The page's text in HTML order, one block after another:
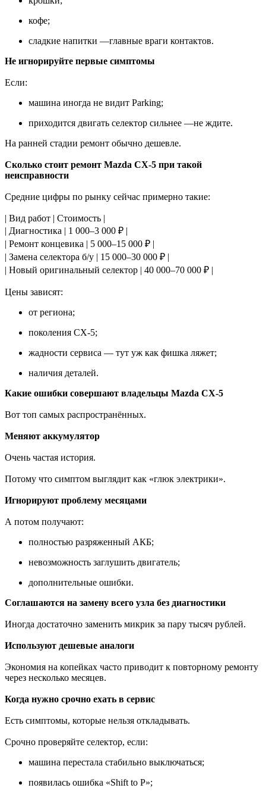
кофе;
сладкие напитки —главные враги контактов.
Не игнорируйте первые симптомы
Если:
машина иногда не видит Parking;
приходится двигать селектор сильнее —не ждите.
На ранней стадии ремонт обычно дешевле.
Сколько стоит ремонт Mazda CX-5 при такой
неисправности
Средние цифры по рынку сейчас примерно такие:
| Вид работ | Стоимость |
| Диагностика | 1 000–3 000 ₽ |
| Ремонт концевика | 5 000–15 000 ₽ |
| Замена селектора б/у | 15 000–30 000 ₽ |
| Новый оригинальный селектор | 40 000–70 000 ₽ |
Цены зависят:
от региона;
поколения CX-5;
жадности сервиса — тут уж как фишка ляжет;
наличия деталей.
Какие ошибки совершают владельцы Mazda CX-5
Вот топ самых распространённых.
Меняют аккумулятор
Очень частая история.
Потому что симптом выглядит как «глюк электрики».
Игнорируют проблему месяцами
А потом получают:
полностью разряженный АКБ;
невозможность заглушить двигатель;
дополнительные ошибки.
Соглашаются на замену всего узла без диагностики
Иногда достаточно заменить микрик за пару тысяч рублей.
Используют дешевые аналоги
Экономия на копейках часто приводит к повторному ремонту
через несколько месяцев.
Когда нужно срочно ехать в сервис
Есть симптомы, которые нельзя откладывать.
Срочно проверяйте селектор, если:
машина перестала стабильно выключаться;
появилась ошибка «Shift to P»;